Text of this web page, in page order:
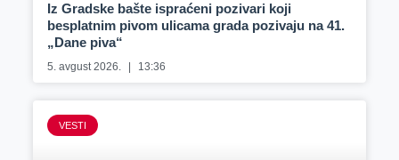
Iz Gradske bašte ispraćeni pozivari koji
besplatnim pivom ulicama grada pozivaju na 41.
„Dane piva“
5. avgust 2026. 13:36
VESTI